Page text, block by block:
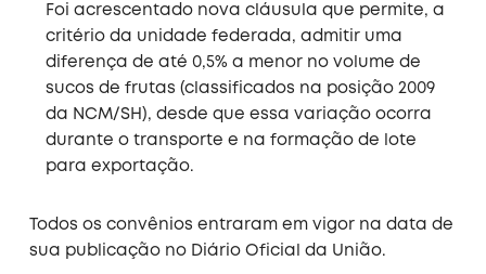
Foi acrescentado nova cláusula que permite, a
critério da unidade federada, admitir uma
diferença de até 0,5% a menor no volume de
sucos de frutas (classificados na posição 2009
da NCM/SH), desde que essa variação ocorra
durante o transporte e na formação de lote
para exportação.
Todos os convênios entraram em vigor na data de
sua publicação no Diário Oficial da União.